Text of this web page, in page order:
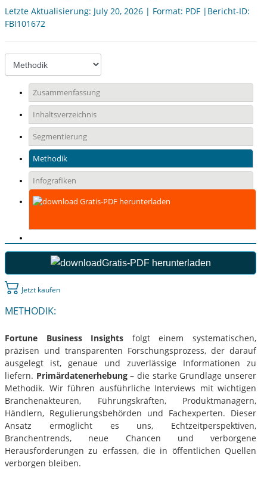
Letzte Aktualisierung: July 20, 2026 | Format: PDF |Bericht-ID:
FBI101672
Zusammenfassung
Inhaltsverzeichnis
Segmentierung
Methodik
Infografiken
Gratis-PDF herunterladen
Gratis-PDF herunterladen
Jetzt kaufen
METHODIK:
Fortune Business Insights folgt einem systematischen,
präzisen und transparenten Forschungsprozess, der darauf
ausgelegt ist, genaue und zuverlässige Informationen zu
liefern. Primärdatenerhebung– die starke Grundlage unserer
Methodik. Wir führen ausführliche Interviews mit wichtigen
Branchenakteuren, Führungskräften, Produktmanagern,
Händlern, Regulierungsbehörden und Fachexperten. Dieser
Ansatz ermöglicht es uns, Echtzeitperspektiven,
Branchentrends, neue Chancen und verborgene
Herausforderungen zu erfassen, die in öffentlichen Quellen
verborgen bleiben.